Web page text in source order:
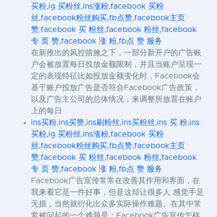
买粉,ig 买粉丝,ins涨粉,facebook 买粉
丝,facebook粉丝购买,fb点赞,facebook主页
赞,facebook 买 粉丝,facebook 粉丝,facebook
专 页 赞,facebook 涨 粉,fb点 赞 服务
在新推出的风控措施之下，一部分新开户的广告账
户会被放置每日投放金额限制，并且当账户呈现一
定的表现特征比如投放金额变化时，Facebook会
基于账户投放广告是否符合Facebook广告政策，
以及广告主公司的总体情况，来调整所放置在账户
上的每日
ins买粉,ins买赞,ins刷粉丝,ins买粉丝,ins 买 粉,ins
买粉,ig 买粉丝,ins涨粉,facebook 买粉
丝,facebook粉丝购买,fb点赞,facebook主页
赞,facebook 买 粉丝,facebook 粉丝,facebook
专 页 赞,facebook 涨 粉,fb点 赞 服务
Facebook广告宣传常常在改善其作用和界面，在
我来看它是一件好事，但是这却让很多人 感觉手足
无措，当然就衍化出众多实际操作难题。在其中常